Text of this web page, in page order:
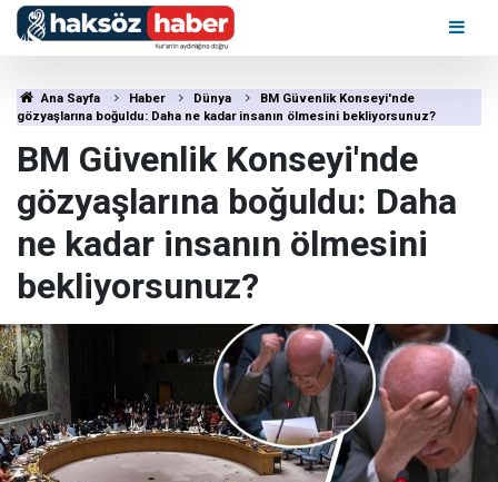
Ana Sayfa Haber Dünya
BM Güvenlik Konseyi'nde
gözyaşlarına boğuldu: Daha ne kadar insanın ölmesini bekliyorsunuz?
BM Güvenlik Konseyi'nde
gözyaşlarına boğuldu: Daha
ne kadar insanın ölmesini
bekliyorsunuz?